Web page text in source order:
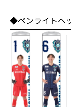
◆ペンライトヘ